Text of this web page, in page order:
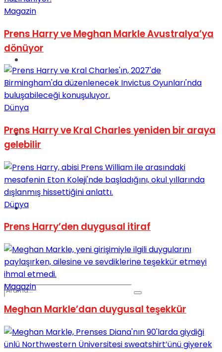
Spor
Podcast
Magazin
Prens Harry ve Meghan Markle Avustralya’ya
dönüyor
Dünya
Prens Harry ve Kral Charles yeniden bir araya
gelebilir
Dünya
Prens Harry’den duygusal itiraf
Magazin
Meghan Markle’dan duygusal teşekkür